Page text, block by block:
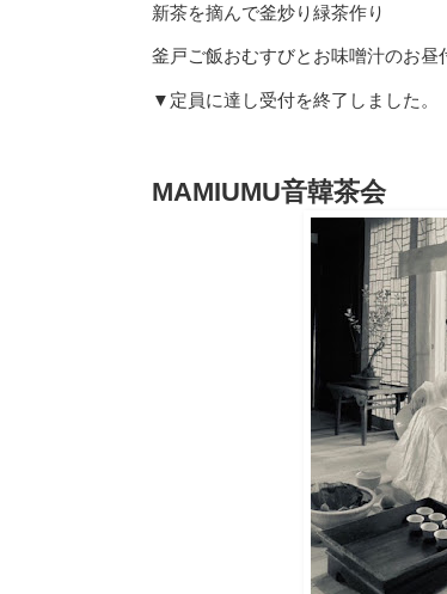
新茶を摘んで釜炒り緑茶作り
釜戸ご飯おむすびとお味噌汁のお
▼定員に達し受付を終了しました。
MAMIUMU音韓茶会